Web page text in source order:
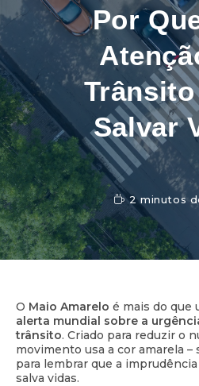
Por
Salvar
2 minutos
O Maio Amarelo é mais do que
alerta mundial sobre a
trânsito. Criado para reduzir o
movimento usa a cor amarela –
para lembrar que a
salva vidas.